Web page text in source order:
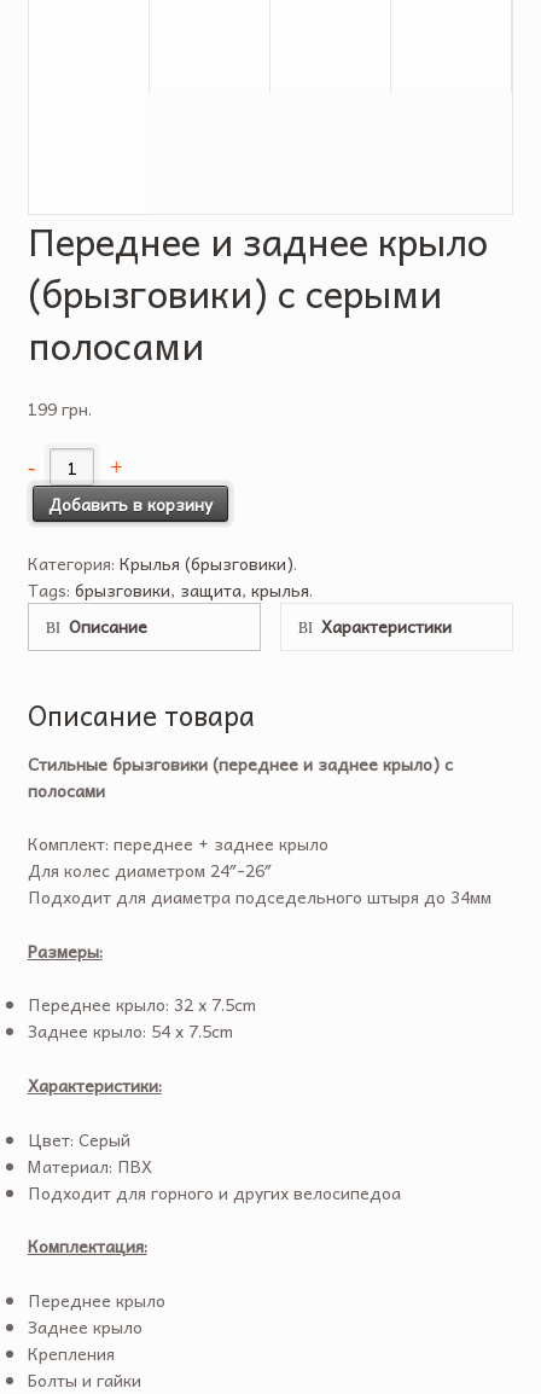
Переднее и заднее крыло
(брызговики) с серыми
полосами
199 грн.
Добавить в корзину
Категория: Крылья (брызговики).
Tags: брызговики, защита, крылья.
Описание
Характеристики
Описание товара
Стильные брызговики (переднее и заднее крыло) с
полосами
Комплект: переднее + заднее крыло
Для колес диаметром 24″-26″
Подходит для диаметра подседельного штыря до 34мм
Размеры:
Переднее крыло: 32 x 7.5cm
Заднее крыло: 54 x 7.5cm
Характеристики:
Цвет: Серый
Материал: ПВХ
Подходит для горного и других велосипедоа
Комплектация:
Переднее крыло
Заднее крыло
Крепления
Болты и гайки